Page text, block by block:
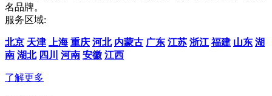
名品牌。
服务区域:
北京 天津 上海 重庆 河北 内蒙古 广东 江苏 浙江 福建 山东 湖
南 湖北 四川 河南 安徽 江西
了解更多